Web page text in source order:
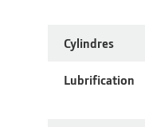
Cylindres
Lubrification